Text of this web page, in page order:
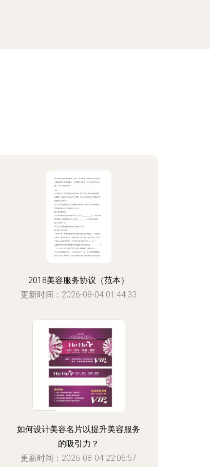
2018美容服务协议（范本）
更新时间：2026-08-04 01:44:33
如何设计美容名片以提升美容服务
的吸引力？
更新时间：2026-08-04 22:06:57